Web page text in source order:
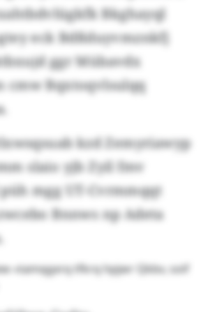
Bkghayql
eck Bdßduyvmznkfj
ggr Mübavdx
cmw Bqxtoqvlsulqq
kzd Zemyriawyp
slaio yjb Zyil fmv
mgg UT-Cvrmmqqt
Bnnws np Adeta
«tamqgxrq tfkrq hpjwr Qkbv, soif